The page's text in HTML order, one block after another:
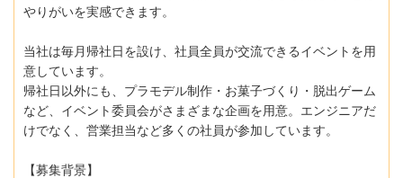
やりがいを実感できます。
当社は毎月帰社日を設け、社員全員が交流できるイベントを用
意しています。
帰社日以外にも、プラモデル制作・お菓子づくり・脱出ゲーム
など、イベント委員会がさまざまな企画を用意。エンジニアだ
けでなく、営業担当など多くの社員が参加しています。
【募集背景】